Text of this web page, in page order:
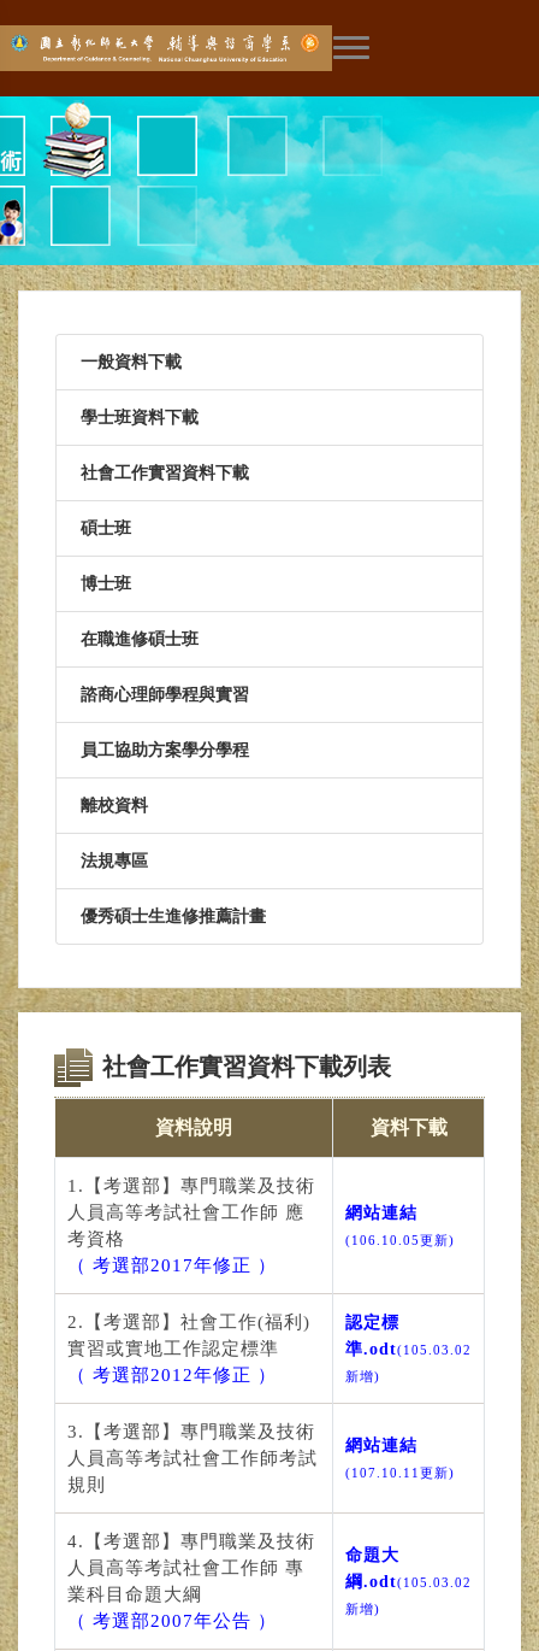
展開主選單
一般資料下載
學士班資料下載
社會工作實習資料下載
碩士班
博士班
在職進修碩士班
諮商心理師學程與實習
員工協助方案學分學程
離校資料
法規專區
優秀碩士生進修推薦計畫
社會工作實習資料下載列表
資料說明 資料下載
1.【考選部】專門職業及技術
人員高等考試社會工作師 應
考資格
（ 考選部2017年修正 ）
網站連結
(106.10.05更新)
2.【考選部】社會工作(福利)
實習或實地工作認定標準
（ 考選部2012年修正 ）
認定標
準.odt(105.03.02
新增)
3.【考選部】專門職業及技術
人員高等考試社會工作師考試
規則
網站連結
(107.10.11更新)
4.【考選部】專門職業及技術
人員高等考試社會工作師 專
業科目命題大綱
（ 考選部2007年公告 ）
命題大
綱.odt(105.03.02
新增)